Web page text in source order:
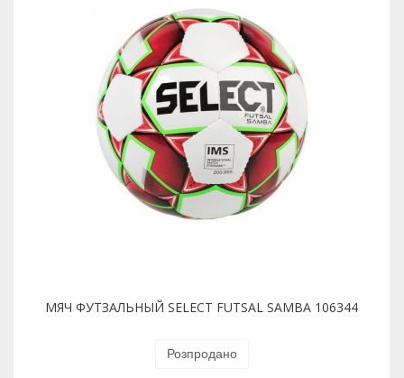
МЯЧ ФУТЗАЛЬНЫЙ SELECT FUTSAL SAMBA 106344
Розпродано